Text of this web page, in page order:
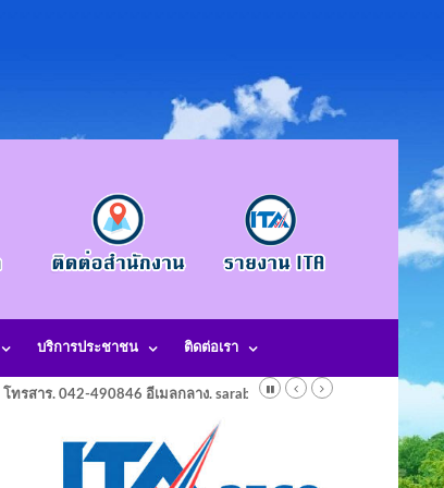
บริการประชาชน ติดต่อเรา
าร. 042-490846 อีเมลกลาง. saraban@laotangkham.go.th